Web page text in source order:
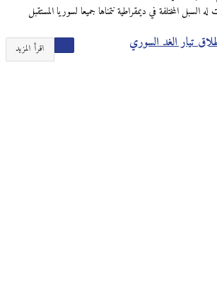
المختلفة في ديمقراطية نتمناها جميعا لسوريا المستقبل
اقرأ المزيد تيار الغد السوري